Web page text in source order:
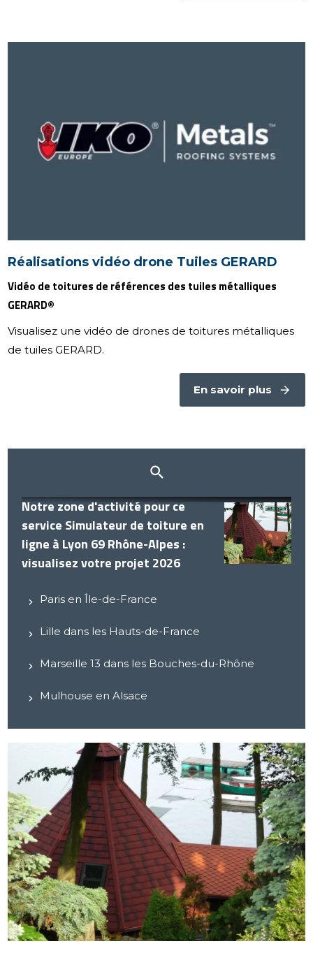
Réalisations vidéo drone Tuiles GERARD
Vidéo de toitures de références des tuiles métalliques
GERARD®
Visualisez une vidéo de drones de toitures métalliques
de tuiles GERARD.
En savoir plus
Notre zone d'activité pour ce
service Simulateur de toiture en
ligne à Lyon 69 Rhône-Alpes :
visualisez votre projet 2026
Paris en Île-de-France
Lille dans les Hauts-de-France
Marseille 13 dans les Bouches-du-Rhône
Mulhouse en Alsace